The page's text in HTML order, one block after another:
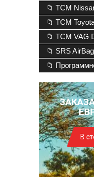
📁 TCM
📁 TCM
📁 TCM VAG
📁 SRS
📁
В